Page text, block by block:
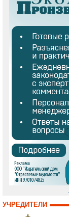
УЧРЕДИТЕЛИ